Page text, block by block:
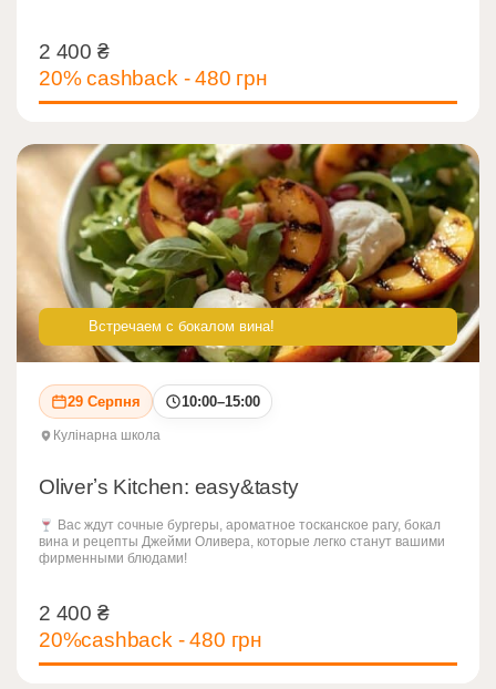
2 400 ₴
20% cashback - 480 грн
2 400 ₴
Встречаем с бокалом вина!
29 Серпня 10:00–15:00
Кулінарна школа
Oliverʼs Kitchen: easy&tasty
Вас ждут сочные бургеры, ароматное тосканское рагу, бокал
вина и рецепты Джейми Оливера, которые легко станут вашими
фирменными блюдами!
2 400 ₴
20%cashback - 480 грн
2 400 ₴